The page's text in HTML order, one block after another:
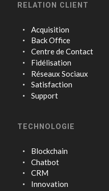
RELATION CLIENT
Acquisition
Back Office
Centre de Contact
Fidélisation
Réseaux Sociaux
Satisfaction
Support
TECHNOLOGIE
Blockchain
Chatbot
CRM
Innovation